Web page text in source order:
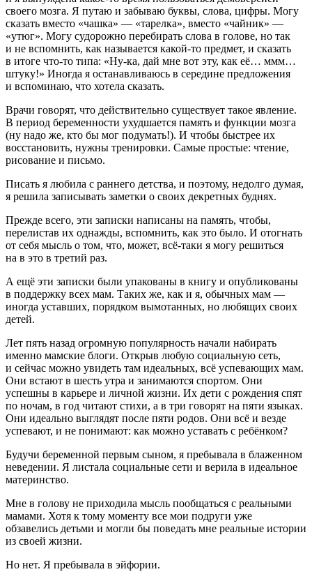
своего мозга. Я путаю и забываю буквы, слова, цифры. Могу
сказать вместо «чашка» — «тарелка», вместо «чайник» —
«утюг». Могу судорожно перебирать слова в голове, но так
и не вспомнить, как называется какой-то предмет, и сказать
в итоге что-то типа: «Ну-ка, дай мне вот эту, как её… ммм…
штуку!» Иногда я останавливаюсь в середине предложения
и вспоминаю, что хотела сказать.
Врачи говорят, что действительно существует такое явление.
В период беременности ухудшается память и функции мозга
(ну надо же, кто бы мог подумать!). И чтобы быстрее их
восстановить, нужны тренировки. Самые простые: чтение,
рисование и письмо.
Писать я любила с раннего детства, и поэтому, недолго думая,
я решила записывать заметки о своих декретных буднях.
Прежде всего, эти записки написаны на память, чтобы,
перелистав их однажды, вспомнить, как это было. И отогнать
от себя мысль о том, что, может, всё-таки я могу решиться
на в это в третий раз.
А ещё эти записки были упакованы в книгу и опубликованы
в поддержку всех мам. Таких же, как и я, обычных мам —
иногда уставших, порядком вымотанных, но любящих своих
детей.
Лет пять назад огромную популярность начали набирать
именно мамские блоги. Открыв любую социальную сеть,
и сейчас можно увидеть там идеальных, всё успевающих мам.
Они встают в шесть утра и занимаются спортом. Они
успешны в карьере и личной жизни. Их дети с рождения спят
по ночам, в год читают стихи, а в три говорят на пяти языках.
Они идеально выглядят после пяти родов. Они всё и везде
успевают, и не понимают: как можно уставать с ребёнком?
Будучи беременной первым сыном, я пребывала в блаженном
неведении. Я листала социальные сети и верила в идеальное
материнство.
Мне в голову не приходила мысль пообщаться с реальными
мамами. Хотя к тому моменту все мои подруги уже
обзавелись детьми и могли бы поведать мне реальные истории
из своей жизни.
Но нет. Я пребывала в эйфории.